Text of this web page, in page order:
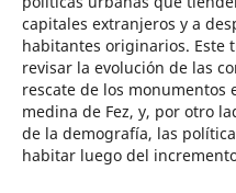
capitales extranjeros y a
habitantes originarios. Este
revisar la evolución de las
rescate de los monumentos
medina de Fez, y, por otro
de la demografía, las
habitar luego del